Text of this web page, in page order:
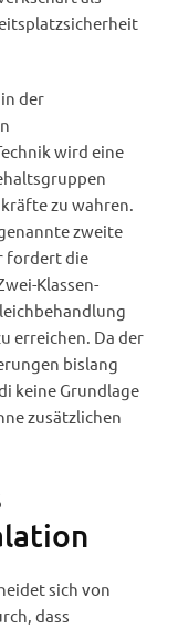
der
wird eine
zu wahren.
zweite
fordert die
Klassen-
erreichen. Da der
bislang
keine Grundlage
zusätzlichen
sich von
dass